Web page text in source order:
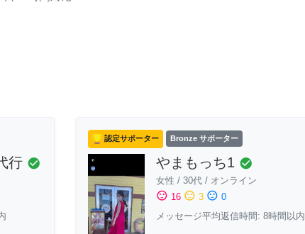
行 check_circle
認定サポーター Bronze サポーター
やまもっち1 check_circle
女性 / 30代/ オンライン
sentiment_satisfied 16 sentiment_neutral 3 sentiment_dissatisfied 0
メッセージ平均返信時間: 8時間以内